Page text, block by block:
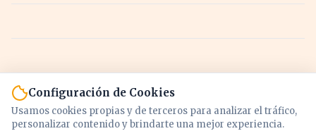
Configuración de Cookies
Usamos cookies propias y de terceros para analizar el tráfico,
personalizar contenido y brindarte una mejor experiencia.